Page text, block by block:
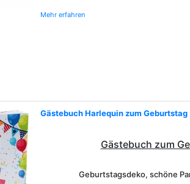
Mehr erfahren
Gästebuch Harlequin zum Geburtstag
Gästebuch zum
Geburtstagsdeko, schöne